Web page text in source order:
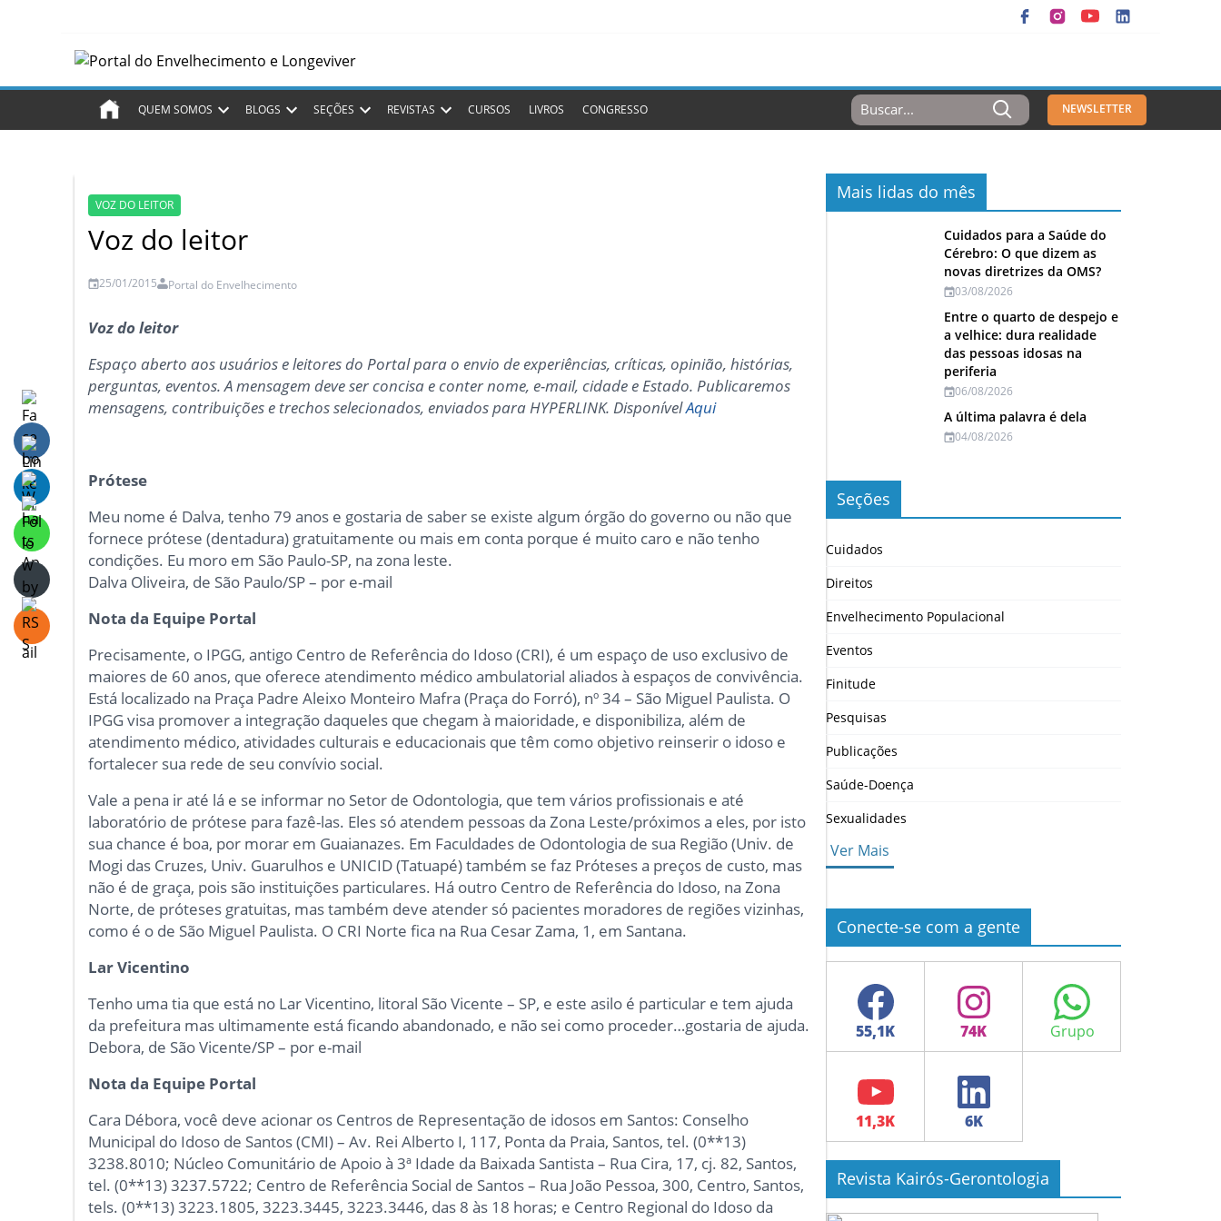
QUEM SOMOS BLOGS SEÇÕES REVISTAS CURSOS LIVROS CONGRESSO
Resultados
Para:
NEWSLETTER
VOZ DO LEITOR
Voz do leitor
25/01/2015 Portal do Envelhecimento
Voz do leitor
Espaço aberto aos usuários e leitores do Portal para o envio de experiências, críticas, opinião, histórias,
perguntas, eventos. A mensagem deve ser concisa e conter nome, e-mail, cidade e Estado. Publicaremos
mensagens, contribuições e trechos selecionados, enviados para HYPERLINK. DisponívelAqui
Prótese
Meu nome é Dalva, tenho 79 anos e gostaria de saber se existe algum órgão do governo ou não que
fornece prótese (dentadura) gratuitamente ou mais em conta porque é muito caro e não tenho
condições. Eu moro em São Paulo-SP, na zona leste.
Dalva Oliveira, de São Paulo/SP – por e-mail
Nota da Equipe Portal
Precisamente, o IPGG, antigo Centro de Referência do Idoso (CRI), é um espaço de uso exclusivo de
maiores de 60 anos, que oferece atendimento médico ambulatorial aliados à espaços de convivência.
Está localizado na Praça Padre Aleixo Monteiro Mafra (Praça do Forró), nº 34 – São Miguel Paulista. O
IPGG visa promover a integração daqueles que chegam à maioridade, e disponibiliza, além de
atendimento médico, atividades culturais e educacionais que têm como objetivo reinserir o idoso e
fortalecer sua rede de seu convívio social.
Vale a pena ir até lá e se informar no Setor de Odontologia, que tem vários profissionais e até
laboratório de prótese para fazê-las. Eles só atendem pessoas da Zona Leste/próximos a eles, por isto
sua chance é boa, por morar em Guaianazes. Em Faculdades de Odontologia de sua Região (Univ. de
Mogi das Cruzes, Univ. Guarulhos e UNICID (Tatuapé) também se faz Próteses a preços de custo, mas
não é de graça, pois são instituições particulares. Há outro Centro de Referência do Idoso, na Zona
Norte, de próteses gratuitas, mas também deve atender só pacientes moradores de regiões vizinhas,
como é o de São Miguel Paulista. O CRI Norte fica na Rua Cesar Zama, 1, em Santana.
Lar Vicentino
Tenho uma tia que está no Lar Vicentino, litoral São Vicente – SP, e este asilo é particular e tem ajuda
da prefeitura mas ultimamente está ficando abandonado, e não sei como proceder…gostaria de ajuda.
Debora, de São Vicente/SP – por e-mail
Nota da Equipe Portal
Cara Débora, você deve acionar os Centros de Representação de idosos em Santos: Conselho
Municipal do Idoso de Santos (CMI) – Av. Rei Alberto I, 117, Ponta da Praia, Santos, tel. (0**13)
3238.8010; Núcleo Comunitário de Apoio à 3ª Idade da Baixada Santista – Rua Cira, 17, cj. 82, Santos,
tel. (0**13) 3237.5722; Centro de Referência Social de Santos – Rua João Pessoa, 300, Centro, Santos,
tels. (0**13) 3223.1805, 3223.3445, 3223.3446, das 8 às 18 horas; e Centro Regional do Idoso da
Mais lidas do mês
Cuidados para a Saúde do
Cérebro: O que dizem as
novas diretrizes da OMS?
03/08/2026
Entre o quarto de despejo e
a velhice: dura realidade
das pessoas idosas na
periferia
06/08/2026
A última palavra é dela
04/08/2026
Seções
Cuidados
Direitos
Envelhecimento Populacional
Eventos
Finitude
Pesquisas
Publicações
Saúde-Doença
Sexualidades
Ver Mais
Conecte-se com a gente
Facebook Instagram WhatsApp
YouTube LinkedIn
Revista Kairós-Gerontologia